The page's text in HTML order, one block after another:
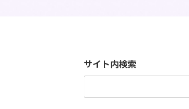
サイト内検索